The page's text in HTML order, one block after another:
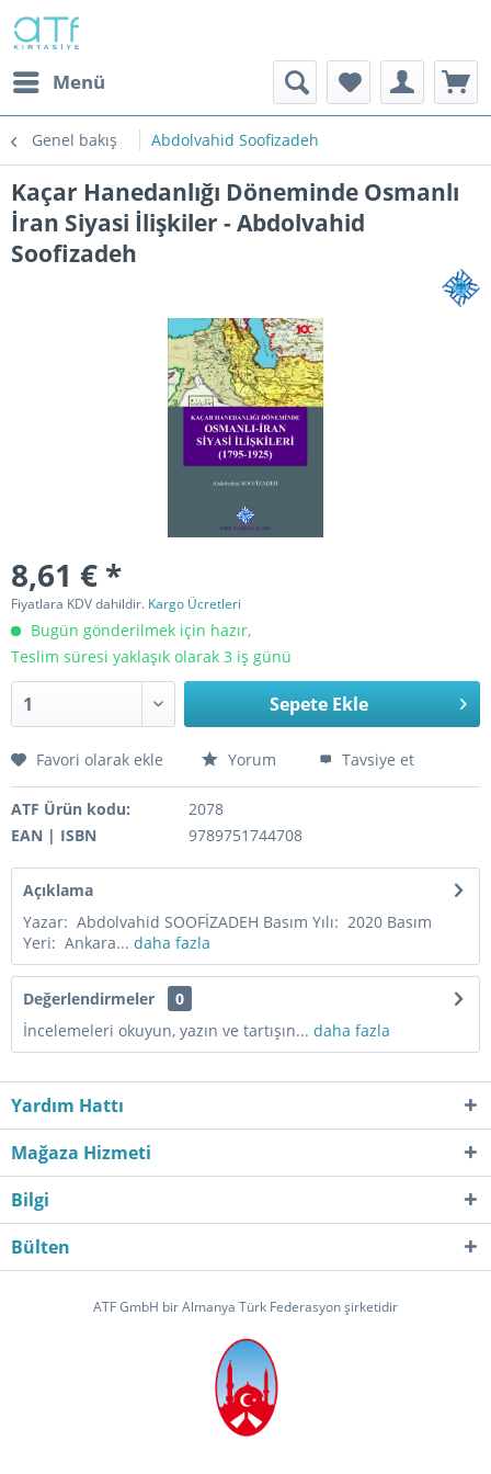
Menü
Genel bakış Abdolvahid Soofizadeh
Kaçar Hanedanlığı Döneminde Osmanlı
İran Siyasi İlişkiler - Abdolvahid
Soofizadeh
8,61 € *
Fiyatlara KDV dahildir. Kargo Ücretleri
Bugün gönderilmek için hazır,
Teslim süresi yaklaşık olarak 3 iş günü
Sepete Ekle
Favori olarak ekle Yorum Tavsiye et
ATF Ürün kodu:
2078
EAN | ISBN
9789751744708
Açıklama
Yazar: Abdolvahid SOOFİZADEH Basım Yılı: 2020 Basım
Yeri: Ankara... daha fazla
Değerlendirmeler
0
İncelemeleri okuyun, yazın ve tartışın... daha fazla
Yardım Hattı
Mağaza Hizmeti
Bilgi
Bülten
ATF GmbH bir Almanya Türk Federasyon şirketidir